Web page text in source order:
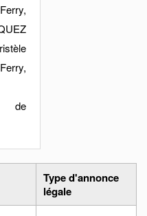
de
Type d'annonce
légale